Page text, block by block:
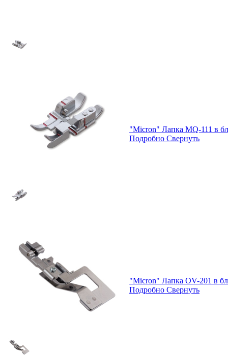
"Micron" Лапка MQ-111 в
Подробно Свернуть
"Micron" Лапка OV-201 в
Подробно Свернуть